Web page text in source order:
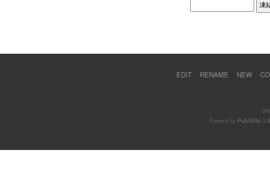
EDIT RENAME NEW
Powerd by PukiWiki